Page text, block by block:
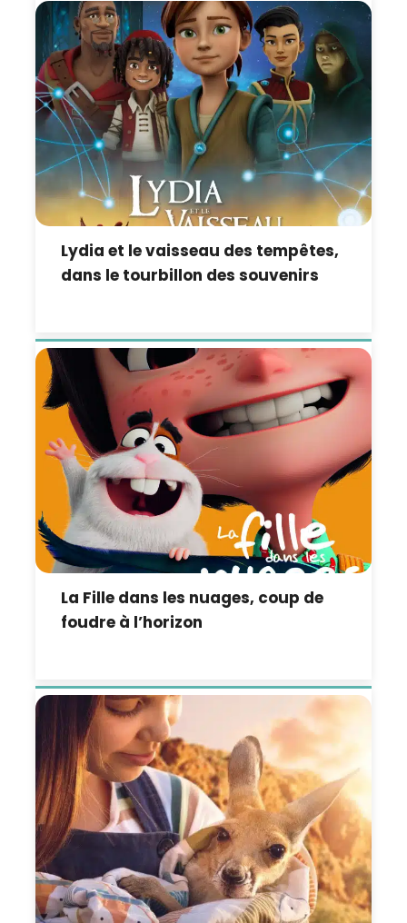
Lydia et le vaisseau des tempêtes,
dans le tourbillon des souvenirs
La Fille dans les nuages, coup de
foudre à l’horizon